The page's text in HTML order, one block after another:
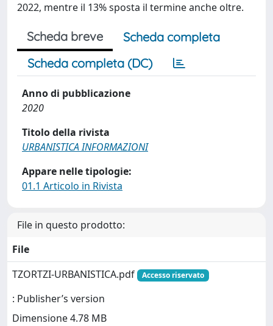
2022, mentre il 13% sposta il termine anche oltre.
Scheda breve
Scheda completa
Scheda completa (DC)
Anno di pubblicazione
2020
Titolo della rivista
URBANISTICA INFORMAZIONI
Appare nelle tipologie:
01.1 Articolo in Rivista
File in questo prodotto:
File
TZORTZI-URBANISTICA.pdf
Accesso riservato
: Publisher’s version
Dimensione 4.78 MB